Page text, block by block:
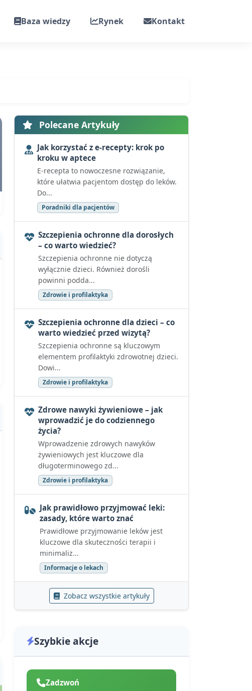
Baza wiedzy Rynek Kontakt
Polecane Artykuły
Jak korzystać z e-recepty: krok po
kroku w aptece
E-recepta to nowoczesne rozwiązanie,
które ułatwia pacjentom dostęp do leków.
Do...
Poradniki dla pacjentów
Szczepienia ochronne dla dorosłych
– co warto wiedzieć?
Szczepienia ochronne nie dotyczą
wyłącznie dzieci. Również dorośli
powinni podda...
Zdrowie i profilaktyka
Szczepienia ochronne dla dzieci – co
warto wiedzieć przed wizytą?
Szczepienia ochronne są kluczowym
elementem profilaktyki zdrowotnej dzieci.
Dowi...
Zdrowie i profilaktyka
Zdrowe nawyki żywieniowe – jak
wprowadzić je do codziennego
życia?
Wprowadzenie zdrowych nawyków
żywieniowych jest kluczowe dla
długoterminowego zd...
Zdrowie i profilaktyka
Jak prawidłowo przyjmować leki:
zasady, które warto znać
Prawidłowe przyjmowanie leków jest
kluczowe dla skuteczności terapii i
minimaliz...
Informacje o lekach
Zobacz wszystkie artykuły
Szybkie akcje
Zadzwoń